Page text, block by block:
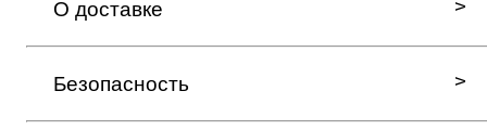
О доставке
Безопасность